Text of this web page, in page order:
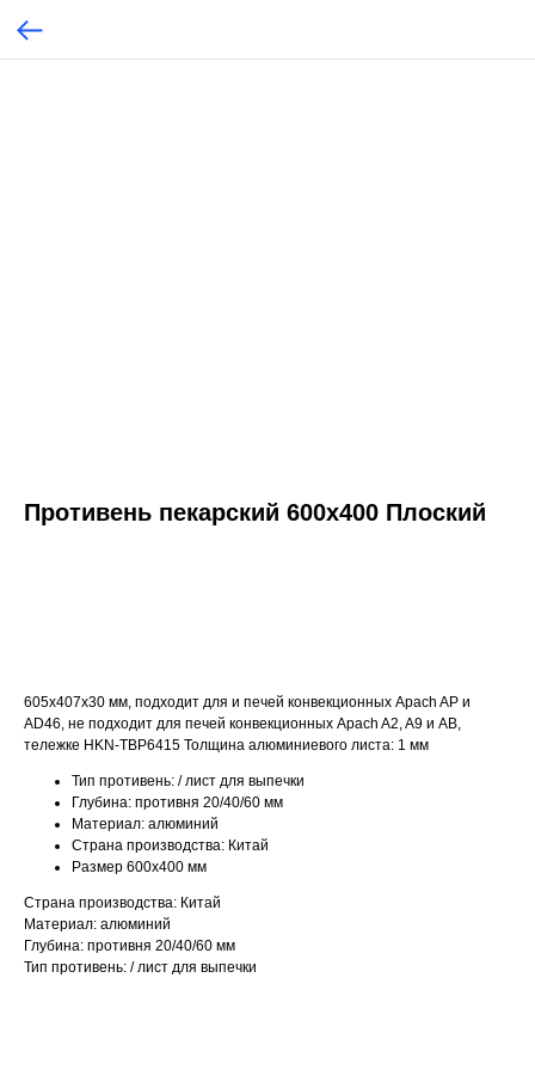
Противень пекарский 600x400 Плоский
605x407x30 мм, подходит для и печей конвекционных Apach AP и
AD46, не подходит для печей конвекционных Apach A2, A9 и AB,
тележке HKN-TBP6415 Толщина алюминиевого листа: 1 мм
Тип противень: / лист для выпечки
Глубина: противня 20/40/60 мм
Материал: алюминий
Страна производства: Китай
Размер 600х400 мм
Страна производства: Китай
Материал: алюминий
Глубина: противня 20/40/60 мм
Тип противень: / лист для выпечки